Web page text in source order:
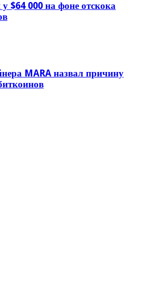
$64 000 на фоне отскока
MARA назвал причину